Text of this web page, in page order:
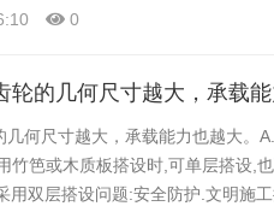
0
的几何尺寸越大，承载能
何尺寸越大，承载能力也越大。
竹笆或木质板搭设时,可单层搭设,
双层搭设问题:安全防护.文明施